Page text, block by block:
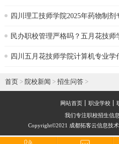
四川理工技师学院2025年药物制剂
民办职校管理严格吗？五月花技师学院
四川五月花技师学院计算机专业学什么？
首页 > 院校新闻 > 招生问答 >
网站首页 职业学校
我们专注职校招生信
Copyright©2021 成都拓客云信息技